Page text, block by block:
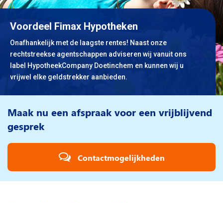
Voordeel Fimax Hypotheken
Onafhankelijk met de laagste rentes! Naast onze
rechtstreekse agentschappen adviseren wij vanuit ons
label HypotheekCompany Doetinchem en kunnen wij u
vrijwel elke geldstrekker aanbieden.
Maak nu een afspraak voor een vrijblijvend
gesprek
Contactmogelijkheden